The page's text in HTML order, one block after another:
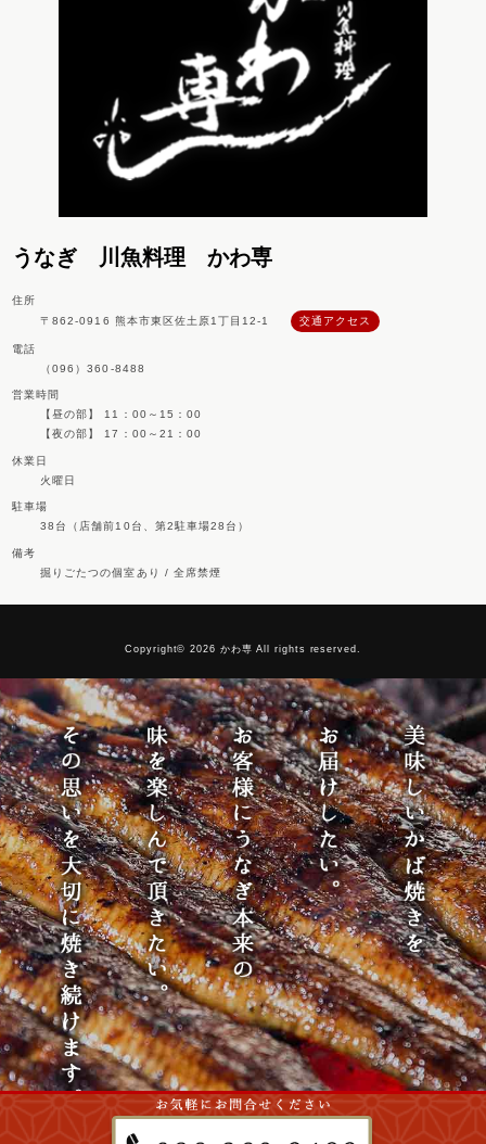
うなぎ 川魚料理 かわ専
住所
〒862-0916 熊本市東区佐土原1丁目12-1
交通アクセス
電話
（096）360-8488
営業時間
【昼の部】 11：00～15：00
【夜の部】 17：00～21：00
休業日
火曜日
駐車場
38台（店舗前10台、第2駐車場28台）
備考
掘りごたつの個室あり / 全席禁煙
Copyright© 2026 かわ専 All rights reserved.